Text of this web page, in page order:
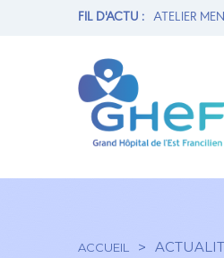
FIL D'ACTU :
& FERTILITÉ 1ère
ACCUEIL